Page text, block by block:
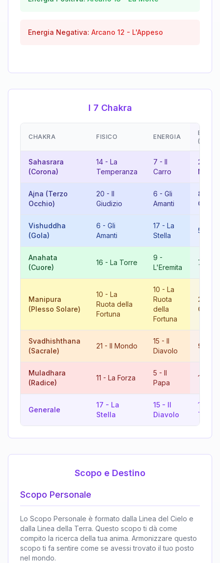
Energia Negativa: Arcano 12 - L'Appeso
I 7 Chakra
CHAKRA FISICO ENERGIA
Sahasrara
(Corona)
14 - La
Temperanza
7 - Il
Carro
21
Ajna (Terzo
Occhio)
20 - Il
Giudizio
6 - Gli
Amanti
8
Vishuddha
(Gola)
6 - Gli
Amanti
17 - La
Stella
5
Anahata
(Cuore)
16 - La Torre
9 -
L'Eremita
7
Manipura
(Plesso Solare)
10 - La
Ruota della
Fortuna
10 - La
Ruota
della
Fortuna
20
Svadhishthana
(Sacrale)
21 - Il Mondo
15 - Il
Diavolo
9
Muladhara
(Radice)
11 - La Forza
5 - Il
Papa
16
Generale
17 - La
Stella
15 - Il
Diavolo
14
Scopo e Destino
Scopo Personale
Lo Scopo Personale è formato dalla Linea del Cielo e
dalla Linea della Terra. Questo scopo ti dà come
compito la ricerca della tua anima. Armonizzare questo
scopo ti fa sentire come se avessi trovato il tuo posto
nel mondo.